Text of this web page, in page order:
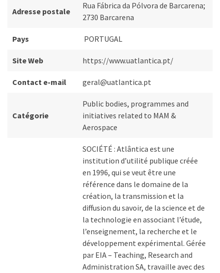
Adresse postale
Rua Fábrica da Pólvora de Barcarena;
2730 Barcarena
Pays PORTUGAL
Site Web https://www.uatlantica.pt/
Contact e-mail geral@uatlantica.pt
Catégorie
Public bodies, programmes and
initiatives related to MAM &
Aerospace
SOCIÉTÉ : Atlântica est une
institution d’utilité publique créée
en 1996, qui se veut être une
référence dans le domaine de la
création, la transmission et la
diffusion du savoir, de la science et de
la technologie en associant l’étude,
l’enseignement, la recherche et le
développement expérimental. Gérée
par EIA – Teaching, Research and
Administration SA, travaille avec des